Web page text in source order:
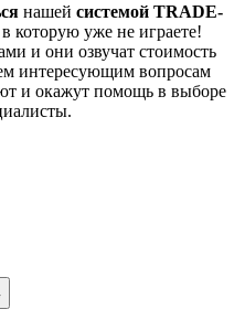
нашей системой TRADE-
которую уже не играете!
и они озвучат стоимость
интересующим вопросам
и окажут помощь в выборе